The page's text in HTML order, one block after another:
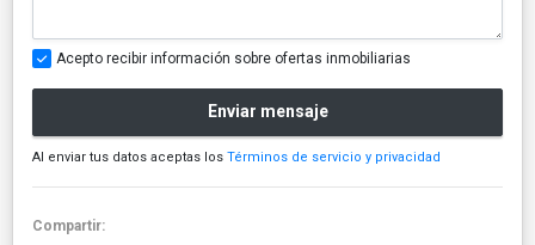
Acepto recibir información sobre ofertas inmobiliarias
Enviar mensaje
Al enviar tus datos aceptas los Términos de servicio y privacidad
Compartir: